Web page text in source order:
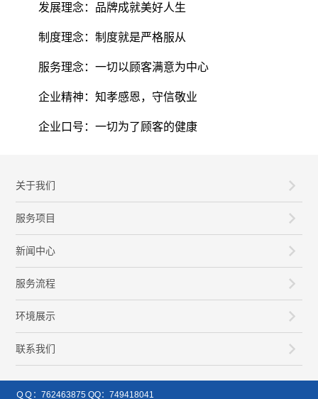
发展理念：品牌成就美好人生
制度理念：制度就是严格服从
服务理念：一切以顾客满意为中心
企业精神：知孝感恩，守信敬业
企业口号：一切为了顾客的健康
关于我们
服务项目
新闻中心
服务流程
环境展示
联系我们
ＱＱ：762463875 QQ：749418041